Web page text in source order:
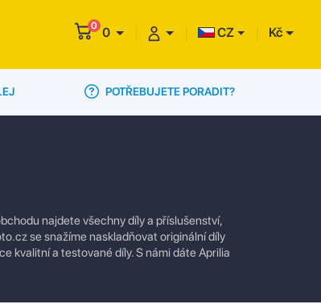
0 0 CZ Kč
POTŘEBUJETE PORADIT?
najdete všechny díly a příslušenství,
se snažíme naskladňovat originální díly
kvalitní a testované díly. S námi dáte Aprilia